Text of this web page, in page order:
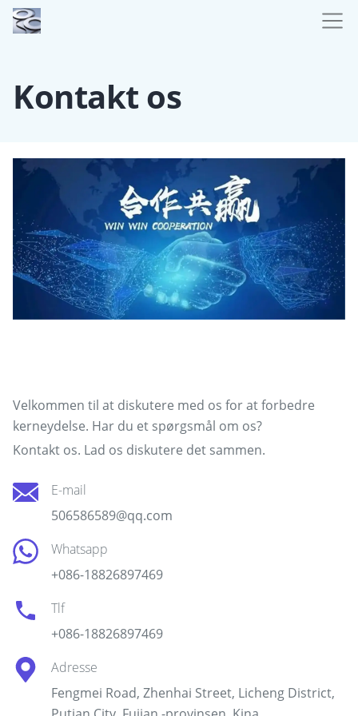
Kontakt os
Velkommen til at diskutere med os for at forbedre
kerneydelse. Har du et spørgsmål om os?
Kontakt os. Lad os diskutere det sammen.
E-mail
506586589@qq.com
Whatsapp
+086-18826897469
Tlf
+086-18826897469
Adresse
Fengmei Road, Zhenhai Street, Licheng District,